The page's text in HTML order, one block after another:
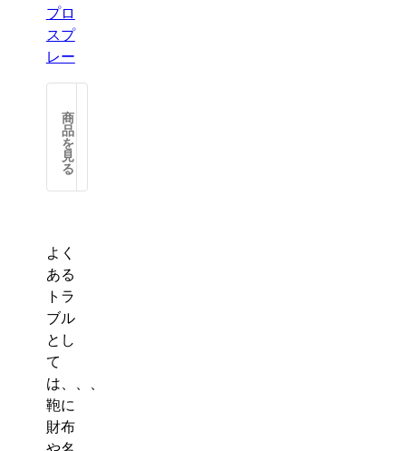
ー
|
MUNI
無
二
ガ
レ
財
布
コ
ー
ド
財
布
ク
プロ
スプ
レー
【コ
ロ
ニ
ル】
カ
ン
プ
ロ
防
水
ス
レ
ー
|
MUNI
garage.muni-leather.jp
2,860円
商
品
を
見
る
よく
ある
トラ
ブル
とし
て
は、、、
鞄に
財布